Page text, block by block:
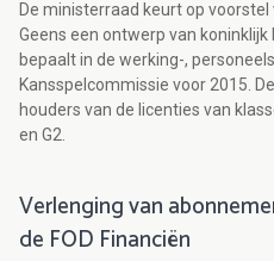
De ministerraad keurt op
Geens een ontwerp van
bepaalt in de werking-,
Kansspelcommissie voor 2015.
houders van de licenties van
en G2.
Verlenging van
de FOD Financiën